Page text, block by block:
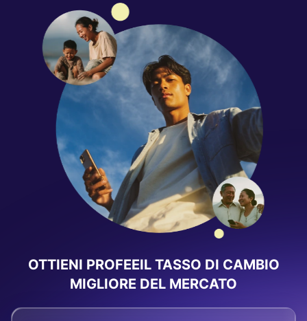
OTTIENI PROFEEIL TASSO DI CAMBIO
MIGLIORE DEL MERCATO